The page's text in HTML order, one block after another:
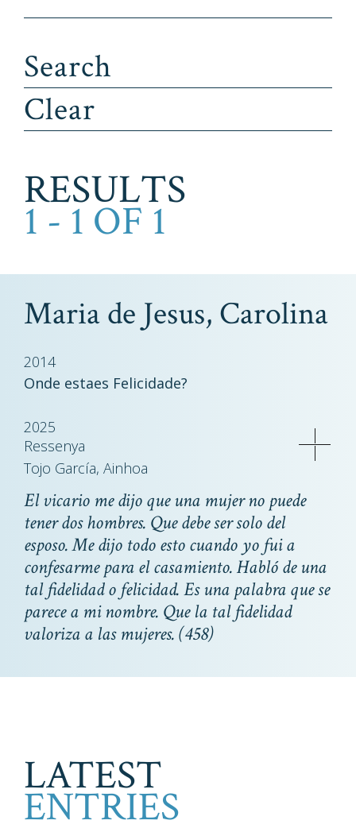
RESULTS
1 - 1 OF 1
Maria de Jesus, Carolina
2014
Onde estaes Felicidade?
2025
Ressenya
Tojo García, Ainhoa
El vicario me dijo que una mujer no puede
tener dos hombres. Que debe ser solo del
esposo. Me dijo todo esto cuando yo fui a
confesarme para el casamiento. Habló de una
tal fidelidad o felicidad. Es una palabra que se
parece a mi nombre. Que la tal fidelidad
valoriza a las mujeres.(458)
LATEST
ENTRIES